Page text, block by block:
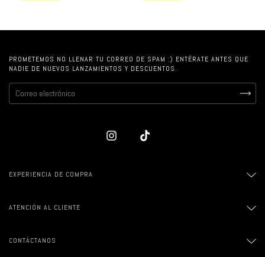
PROMETEMOS NO LLENAR TU CORREO DE SPAM :) ENTÉRATE ANTES QUE
NADIE DE NUEVOS LANZAMIENTOS Y DESCUENTOS.
EXPERIENCIA DE COMPRA
ATENCIÓN AL CLIENTE
CONTÁCTANOS